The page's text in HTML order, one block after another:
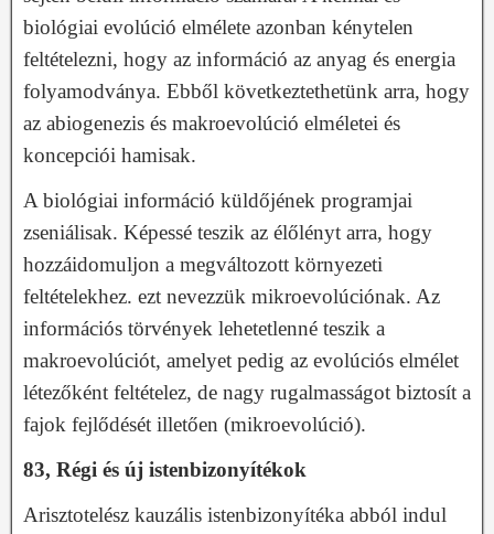
biológiai evolúció elmélete azonban kénytelen
feltételezni, hogy az információ az anyag és energia
folyamodványa. Ebből következtethetünk arra, hogy
az abiogenezis és makroevolúció elméletei és
koncepciói hamisak.
A biológiai információ küldőjének programjai
zseniálisak. Képessé teszik az élőlényt arra, hogy
hozzáidomuljon a megváltozott környezeti
feltételekhez. ezt nevezzük mikroevolúciónak. Az
információs törvények lehetetlenné teszik a
makroevolúciót, amelyet pedig az evolúciós elmélet
létezőként feltételez, de nagy rugalmasságot biztosít a
fajok fejlődését illetően (mikroevolúció).
83, Régi és új istenbizonyítékok
Arisztotelész kauzális istenbizonyítéka abból indul